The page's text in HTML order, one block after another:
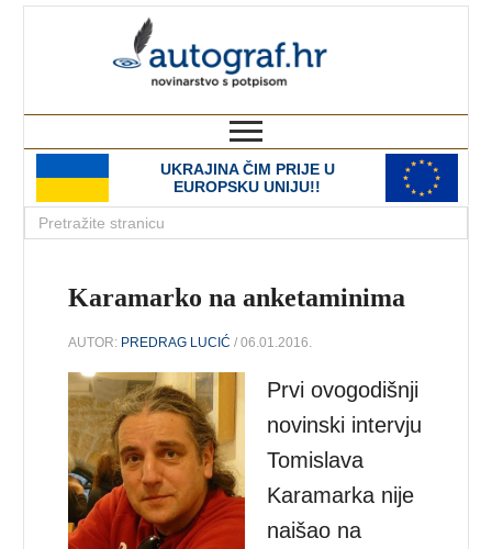
UKRAJINA ČIM PRIJE U
EUROPSKU UNIJU!!
Karamarko na anketaminima
AUTOR: PREDRAG LUCIĆ / 06.01.2016.
Prvi ovogodišnji
novinski intervju
Tomislava
Karamarka nije
naišao na